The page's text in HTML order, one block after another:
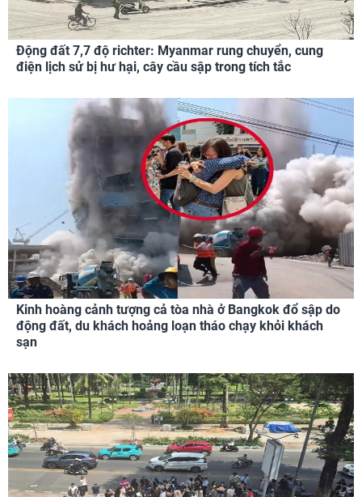
Động đất 7,7 độ richter: Myanmar rung chuyển, cung
điện lịch sử bị hư hại, cây cầu sập trong tích tắc
Kinh hoàng cảnh tượng cả tòa nhà ở Bangkok đổ sập do
động đất, du khách hoảng loạn tháo chạy khỏi khách
sạn